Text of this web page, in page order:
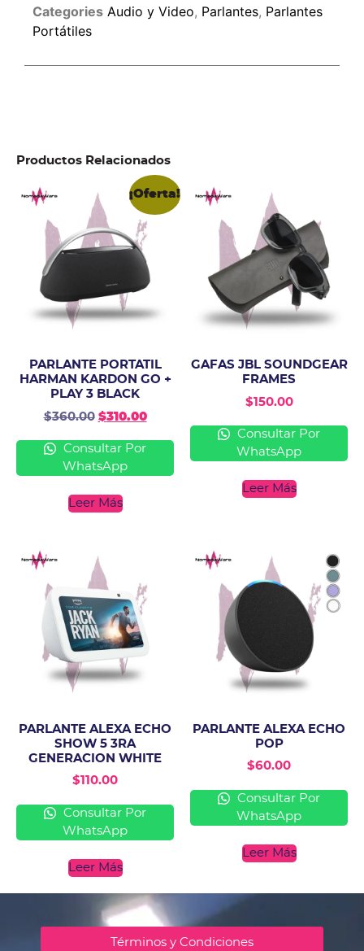
Categories Audio y Video, Parlantes, Parlantes
Portátiles
Productos Relacionados
¡Oferta!
PARLANTE PORTATIL
HARMAN KARDON GO +
PLAY 3 BLACK
$360.00 $310.00
Consultar Por
WhatsApp
Leer Más
GAFAS JBL SOUNDGEAR
FRAMES
$150.00
Consultar Por
WhatsApp
Leer Más
PARLANTE ALEXA ECHO
SHOW 5 3RA
GENERACION WHITE
$110.00
Consultar Por
WhatsApp
Leer Más
PARLANTE ALEXA ECHO
POP
$60.00
Consultar Por
WhatsApp
Leer Más
Términos y Condiciones